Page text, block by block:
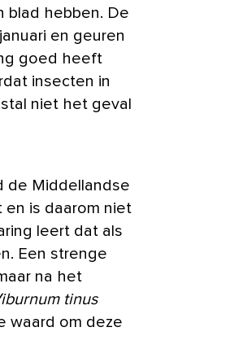
blad hebben. De
en geuren
goed heeft
insecten in
niet het geval
de Middellandse
is daarom niet
leert dat als
Een strenge
na het
tinus
waard om deze